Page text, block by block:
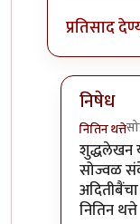
प्रतिसाद
निषेध
नितिन थत्ते
In reply
शुद्धलेखन
सोज्वळ
नितिन थत्ते